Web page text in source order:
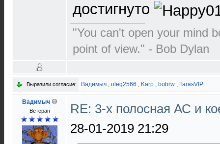
достигнуто
"You can't open your mind
point of view." - Bob Dylan
Выразили согласие: Вадимыч , oleg2566 , Karp , bobrw , TarasVIP
Вадимыч
Ветеран
RE: 3-х полосная АС и
28-01-2019 21:29